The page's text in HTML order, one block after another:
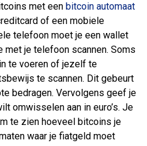
met een bitcoin automaat
of een mobiele
telefoon moet je een wallet
met je telefoon scannen. Soms
te voeren of jezelf te
te scannen. Dit gebeurt
bedragen. Vervolgens geef je
omwisselen aan in euro’s. Je
te zien hoeveel bitcoins je
waar je fiatgeld moet